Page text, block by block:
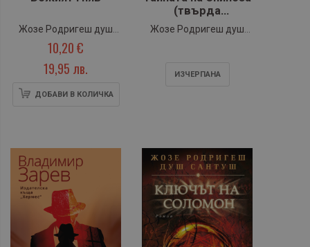
Жозе Родригеш душ
Сантуш
10,20 €
19,95 лв.
ДОБАВИ В КОЛИЧКА
(твърда
подвързия)
Жозе Родригеш душ
ИЗЧЕРПАНA